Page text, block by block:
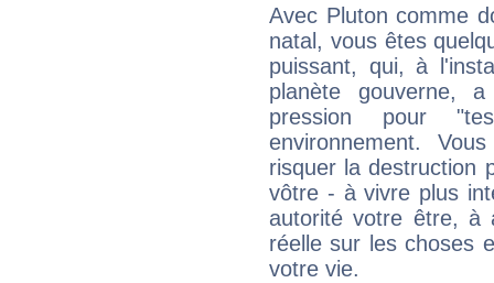
Avec Pluton comme
natal, vous êtes
puissant, qui, à
planète gouverne,
pression pour
environnement.
risquer la destruction
vôtre - à vivre plus
autorité votre être, à
réelle sur les choses
votre vie.